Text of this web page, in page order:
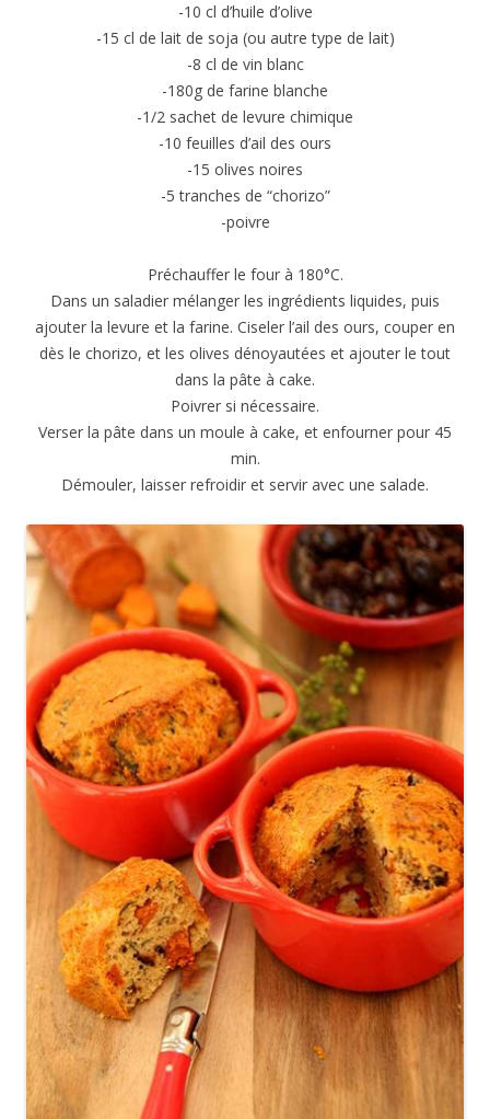
-10 cl d’huile d’olive
-15 cl de lait de soja (ou autre type de lait)
-8 cl de vin blanc
-180g de farine blanche
-1/2 sachet de levure chimique
-10 feuilles d’ail des ours
-15 olives noires
-5 tranches de “chorizo”
-poivre
Préchauffer le four à 180°C.
Dans un saladier mélanger les ingrédients liquides, puis
ajouter la levure et la farine. Ciseler l’ail des ours, couper en
dès le chorizo, et les olives dénoyautées et ajouter le tout
dans la pâte à cake.
Poivrer si nécessaire.
Verser la pâte dans un moule à cake, et enfourner pour 45
min.
Démouler, laisser refroidir et servir avec une salade.